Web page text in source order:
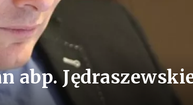
abp.